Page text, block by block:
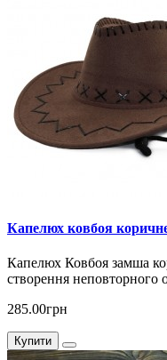
Капелюх ковбоя
Капелюх Ковбоя замша
створення неповторного
285.00грн
Купити